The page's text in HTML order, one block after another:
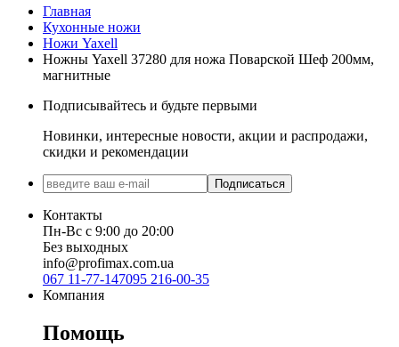
Главная
Кухонные ножи
Ножи Yaxell
Ножны Yaxell 37280 для ножа Поварской Шеф 200мм,
магнитные
Подписывайтесь и будьте первыми
Новинки, интересные новости, акции и распродажи,
скидки и рекомендации
Подписаться
Контакты
Пн-Вс с 9:00 до 20:00
Без выходных
info@profimax.com.ua
067 11-77-147095 216-00-35
Компания
Помощь